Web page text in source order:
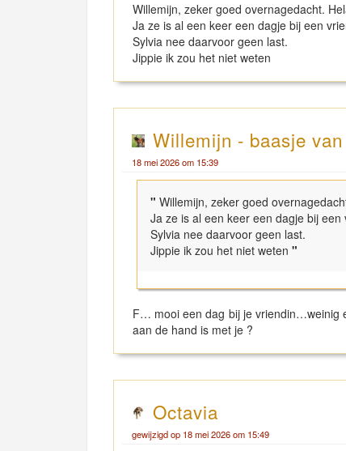
Willemijn, zeker goed overnagedacht.
Ja ze is al een keer een dagje bij een
Sylvia nee daarvoor geen last.
Jippie ik zou het niet weten
Willemijn - baasje
18 mei 2026 om 15:39
" Willemijn, zeker goed
Ja ze is al een keer een dagje bij een
Sylvia nee daarvoor geen last.
Jippie ik zou het niet weten "
F… mooi een dag bij je vriendin…weinig
aan de hand is met je ?
Octavia
gewijzigd op 18 mei 2026 om 15:49